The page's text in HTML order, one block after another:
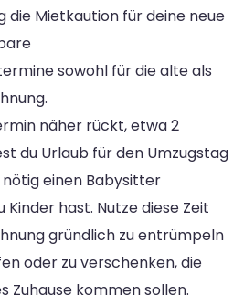
Mietkaution für deine neue
sowohl für die alte als
näher rückt, etwa 2
du Urlaub für den Umzugstag
einen Babysitter
Kinder hast. Nutze diese Zeit
gründlich zu entrümpeln
oder zu verschenken, die
Zuhause kommen sollen.